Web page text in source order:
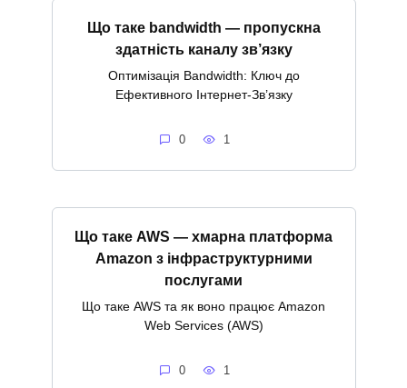
Що таке bandwidth — пропускна
здатність каналу зв’язку
Оптимізація Bandwidth: Ключ до
Ефективного Інтернет-Зв’язку
0 1
Що таке AWS — хмарна платформа
Amazon з інфраструктурними
послугами
Що таке AWS та як воно працює Amazon
Web Services (AWS)
0 1